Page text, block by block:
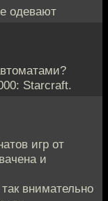
одевают
Starcraft.
игр от
и
внимательно